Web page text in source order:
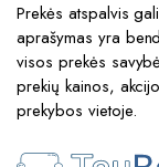
Prekės atspalvis
aprašymas yra
visos prekės
prekių kainos,
prekybos vietoje.